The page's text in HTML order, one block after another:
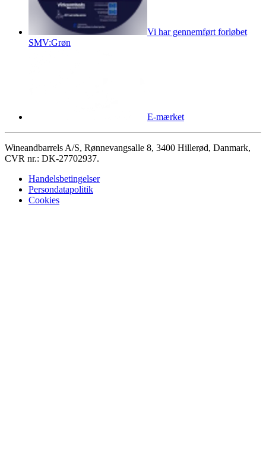
Vi har gennemført forløbet
SMV:Grøn
E-mærket
Wineandbarrels A/S, Rønnevangsalle 8, 3400 Hillerød, Danmark,
CVR nr.: DK-27702937.
Handelsbetingelser
Persondatapolitik
Cookies